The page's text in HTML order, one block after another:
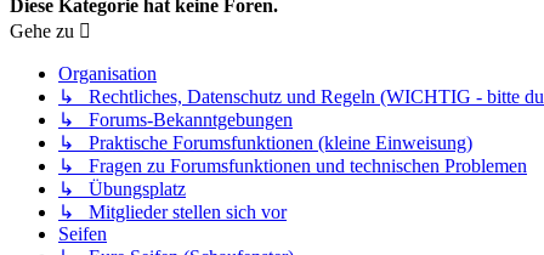
Diese Kategorie hat keine Foren.
Gehe zu
Organisation
↳ Rechtliches, Datenschutz und Regeln (WICHTIG - bitte
↳ Forums-Bekanntgebungen
↳ Praktische Forumsfunktionen (kleine Einweisung)
↳ Fragen zu Forumsfunktionen und technischen Problemen
↳ Übungsplatz
↳ Mitglieder stellen sich vor
Seifen